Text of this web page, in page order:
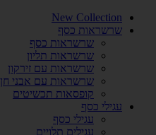
New Collection
שרשראות כסף
שרשראות כסף
שרשראות תליון
שרשראות עם זירקון
שרשראות עם אבני חן
קופסאות תכשיטים
עגילי כסף
עגילי כסף
עגילים תלויים